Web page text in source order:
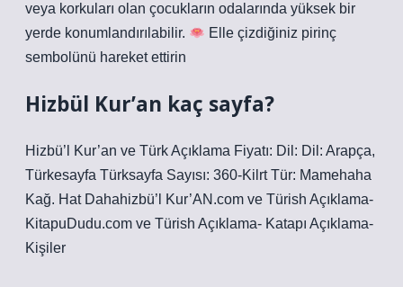
veya korkuları olan çocukların odalarında yüksek bir
yerde konumlandırılabilir.
Elle çizdiğiniz pirinç
sembolünü hareket ettirin
Hizbül Kur’an kaç sayfa?
Hizbü’l Kur’an ve Türk Açıklama Fiyatı: Dil: Dil: Arapça,
Türkesayfa Türksayfa Sayısı: 360-Kilrt Tür: Mamehaha
Kağ. Hat Dahahizbü’l Kur’AN.com ve Türish Açıklama-
KitapuDudu.com ve Türish Açıklama- Katapı Açıklama-
Kişiler